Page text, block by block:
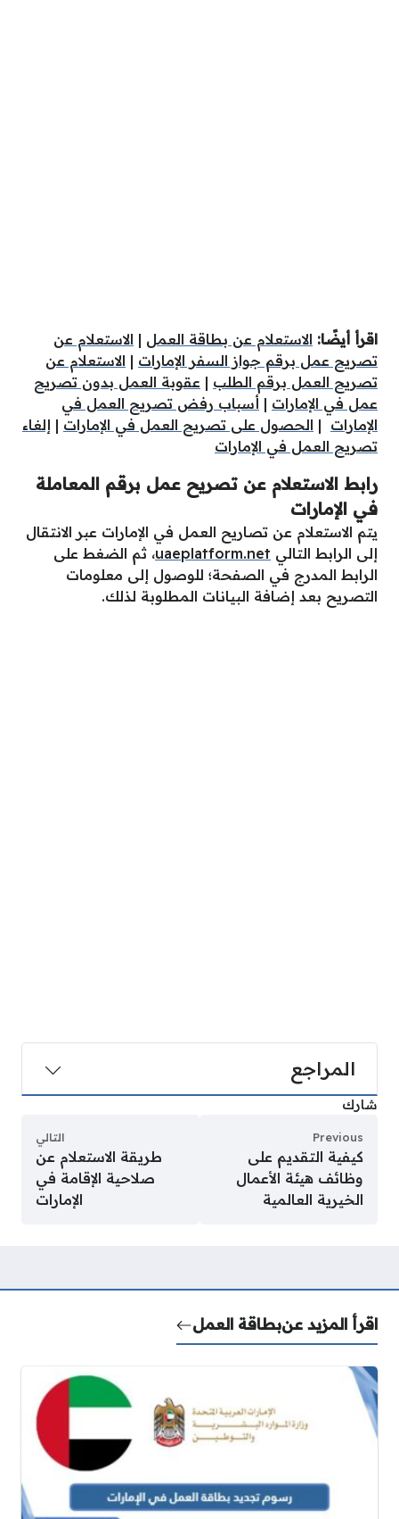
اقرأ أيضًا: الاستعلام عن بطاقة العمل | الاستعلام عن
تصريح عمل برقم جواز السفر الإمارات | الاستعلام عن
تصريح العمل برقم الطلب | عقوبة العمل بدون تصريح
عمل في الإمارات | أسباب رفض تصريح العمل في
الإمارات | الحصول على تصريح العمل في الإمارات | إلغاء
تصريح العمل في الإمارات
رابط الاستعلام عن تصريح عمل برقم المعاملة
في الإمارات
يتم الاستعلام عن تصاريح العمل في الإمارات عبر الانتقال
إلى الرابط التالي uaeplatform.net، ثم الضغط على
الرابط المدرج في الصفحة؛ للوصول إلى معلومات
التصريح بعد إضافة البيانات المطلوبة لذلك.
المراجع
شارك
Previous
كيفية التقديم على
وظائف هيئة الأعمال
الخيرية العالمية
التالي
طريقة الاستعلام عن
صلاحية الإقامة في
الإمارات
اقرأ المزيد عنبطاقة العمل